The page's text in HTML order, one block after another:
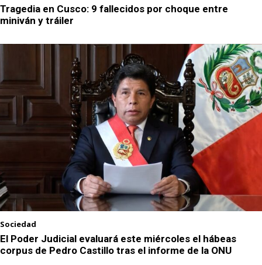
Tragedia en Cusco: 9 fallecidos por choque entre
miniván y tráiler
Sociedad
El Poder Judicial evaluará este miércoles el hábeas
corpus de Pedro Castillo tras el informe de la ONU